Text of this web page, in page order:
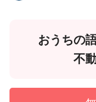
おうちの
不